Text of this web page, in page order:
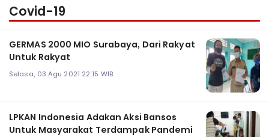
Covid-19
GERMAS 2000 MIO Surabaya, Dari Rakyat
Untuk Rakyat
Selasa, 03 Agu 2021 22:15 WIB
LPKAN Indonesia Adakan Aksi Bansos
Untuk Masyarakat Terdampak Pandemi